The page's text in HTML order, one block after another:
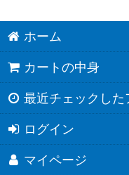
ホーム
カートの中身
最近チェックした
ログイン
マイページ